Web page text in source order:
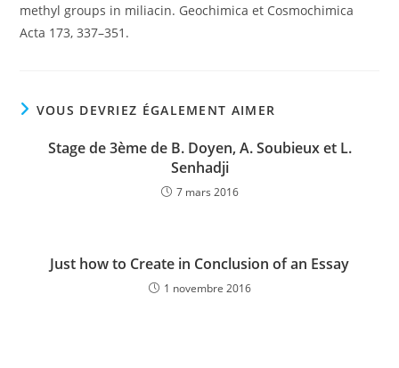
methyl groups in miliacin. Geochimica et Cosmochimica
Acta 173, 337–351.
VOUS DEVRIEZ ÉGALEMENT AIMER
Stage de 3ème de B. Doyen, A. Soubieux et L.
Senhadji
7 mars 2016
Just how to Create in Conclusion of an Essay
1 novembre 2016